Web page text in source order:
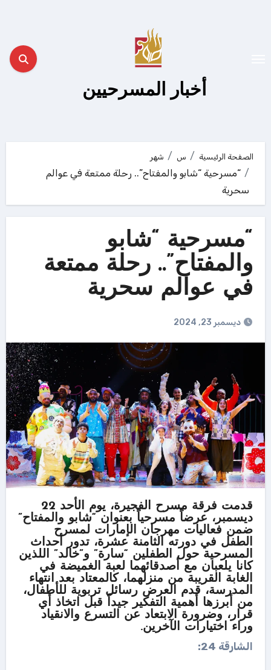
أخبار المسرحيين
الصفحة الرئيسية س شهر
“مسرحية “شابو والمفتاح”.. رحلة ممتعة في عوالم
سحرية
“مسرحية “شابو
والمفتاح”.. رحلة ممتعة
في عوالم سحرية
ديسمبر 23, 2024
قدمت فرقة مسرح الفجيرة، يوم الأحد 22
ديسمبر، عرضاً مسرحياً بعنوان “شابو والمفتاح”
ضمن فعاليات مهرجان الإمارات لمسرح
الطفل في دورته الثامنة عشرة، تدور أحداث
المسرحية حول الطفلين “سارة” و”خالد” اللذين
كانا يلعبان مع أصدقائهما لعبة الغميضة في
الغابة القريبة من منزلهما، كالمعتاد بعد انتهاء
المدرسة، قدم العرض رسائل تربوية للأطفال،
من أبرزها أهمية التفكير جيداً قبل اتخاذ أي
قرار، وضرورة الابتعاد عن التسرع والانقياد
وراء اختيارات الآخرين.
الشارقة 24: